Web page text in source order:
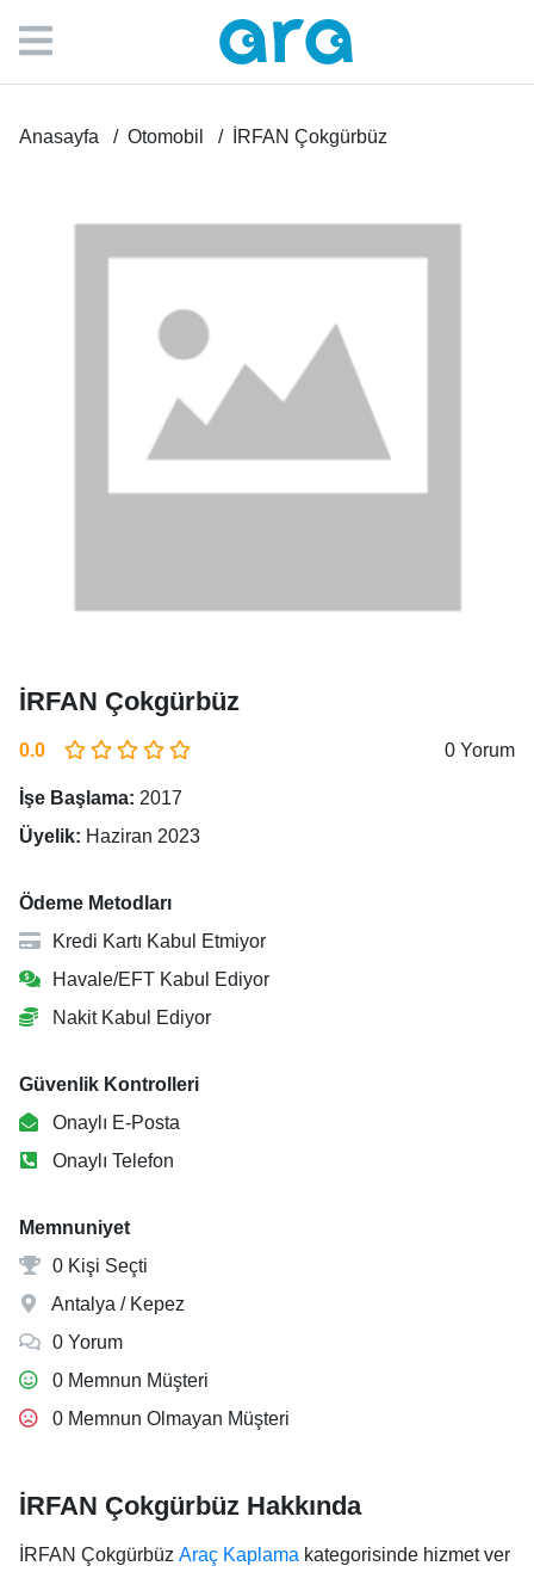
Anasayfa Otomobil İRFAN Çokgürbüz
İRFAN Çokgürbüz
0.0 0 Yorum
İşe Başlama: 2017
Üyelik: Haziran 2023
Ödeme Metodları
Kredi Kartı Kabul Etmiyor
Havale/EFT Kabul Ediyor
Nakit Kabul Ediyor
Güvenlik Kontrolleri
Onaylı E-Posta
Onaylı Telefon
Memnuniyet
0 Kişi Seçti
Antalya / Kepez
0 Yorum
0 Memnun Müşteri
0 Memnun Olmayan Müşteri
İRFAN Çokgürbüz Hakkında
İRFAN Çokgürbüz Araç Kaplama kategorisinde hizmet ver